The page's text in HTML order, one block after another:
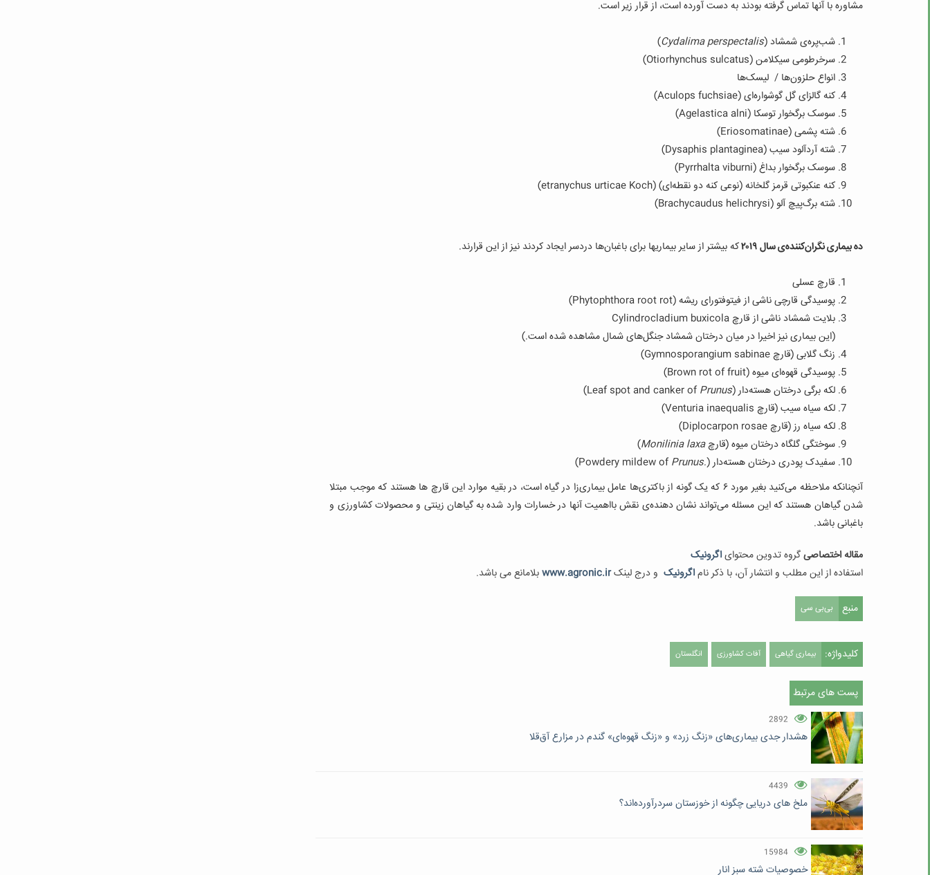
مشاوره با آنها تماس گرفته بودند به دست آورده است، از قرار زیر است.
شب‌پره‌ی شمشاد (Cydalima perspectalis
)
سرخرطومی سیکلامن (Otiorhynchus sulcatus
)
انواع حلزون‌ها ‌/ لیسک‌ها
کنه‌ گالزای گل گوشواره‌ای (Aculops fuchsiae
)
سوسک برگخوار توسکا (Agelastica alni
)
شته پشمی (Eriosomatinae
)
شته‌ آردآلود سیب (Dysaphis plantaginea
)
سوسک برگخوار بداغ (Pyrrhalta viburni
)
کنه عنکبوتی قرمز گلخانه (نوعی کنه دو نقطه‌ای) (etranychus urticae Koch
)
شته برگ‌پیچ آلو (Brachycaudus helichrysi
)
ده بیماری نگران‌کننده‌ی سال ۲۰۱۹ که بیشتر از سایر بیماریها برای باغبان‌ها دردسر ایجاد کردند نیز از این قرارند.
قارچ عسلی
پوسیدگی قارچی ناشی از فیتوفتورای ریشه (Phytophthora root rot
)
بلایت شمشاد ناشی از قارچ Cylindrocladium buxicola
(این بیماری نیز اخیرا در میان درختان شمشاد جنگل‌های شمال مشاهده شده است.)
زنگ گلابی (قارچ Gymnosporangium sabinae
)
پوسیدگی قهوه‌ای میوه (Brown rot of fruit
)
لکه برگی درختان هسته‌دار (
Leaf spot and canker ofPrunus
)
لکه سیاه سیب (قارچ Venturia inaequalis
)
لکه سیاه رز (قارچ Diplocarpon rosae
)
سوختگی گلگاه درختان میوه (قارچMonilinia laxa
)
سفیدک پودری درختان هسته‌دار (
Powdery mildew ofPrunus.
)
آنچنانکه ملاحظه می‌کنید بغیر مورد ۶ که یک گونه از باکتری‌‌ها عامل بیماری‌زا در گیاه است، در بقیه موارد این قارچ ها هستند که موجب مبتلا
شدن گیاهان هستند که این مسئله می‌تواند نشان دهنده‌ی نقش بااهمیت آنها در خسارات وارد شده به گیاهان زینتی و محصولات کشاورزی و
باغبانی باشد.
مقاله اختصاصیگروه تدوین محتوایاگرونیک
استفاده از این مطلب و انتشار آن، با ذکر ناماگرونیک و درج لینکwww.agronic.irبلامانع می باشد.
منبع بی‌بی سی
کلیدواژه: بیماری گیاهی آفات کشاورزی انگلستان
پست های مرتبط
2892
هشدار جدی بیماری‌های «زنگ زرد» و «زنگ قهوه‌ای» گندم در مزارع آق‌قلا
4439
ملخ های دریایی چگونه از خوزستان سردرآورده‌اند؟
15984
خصوصیات شته سبز انار